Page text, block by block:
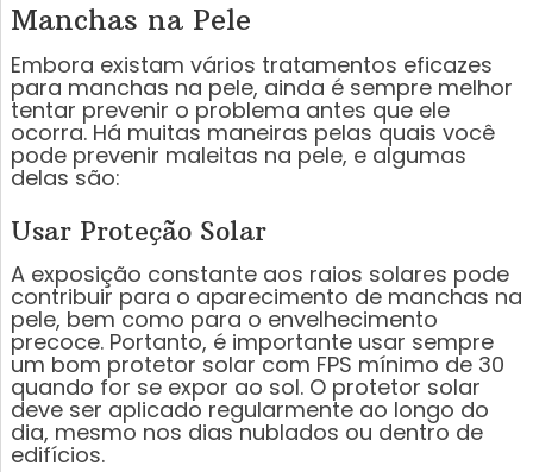
Manchas na Pele
Embora existam vários tratamentos eficazes
para manchas na pele, ainda é sempre melhor
tentar prevenir o problema antes que ele
ocorra. Há muitas maneiras pelas quais você
pode prevenir maleitas na pele, e algumas
delas são:
Usar Proteção Solar
A exposição constante aos raios solares pode
contribuir para o aparecimento de manchas na
pele, bem como para o envelhecimento
precoce. Portanto, é importante usar sempre
um bom protetor solar com FPS mínimo de 30
quando for se expor ao sol. O protetor solar
deve ser aplicado regularmente ao longo do
dia, mesmo nos dias nublados ou dentro de
edifícios.